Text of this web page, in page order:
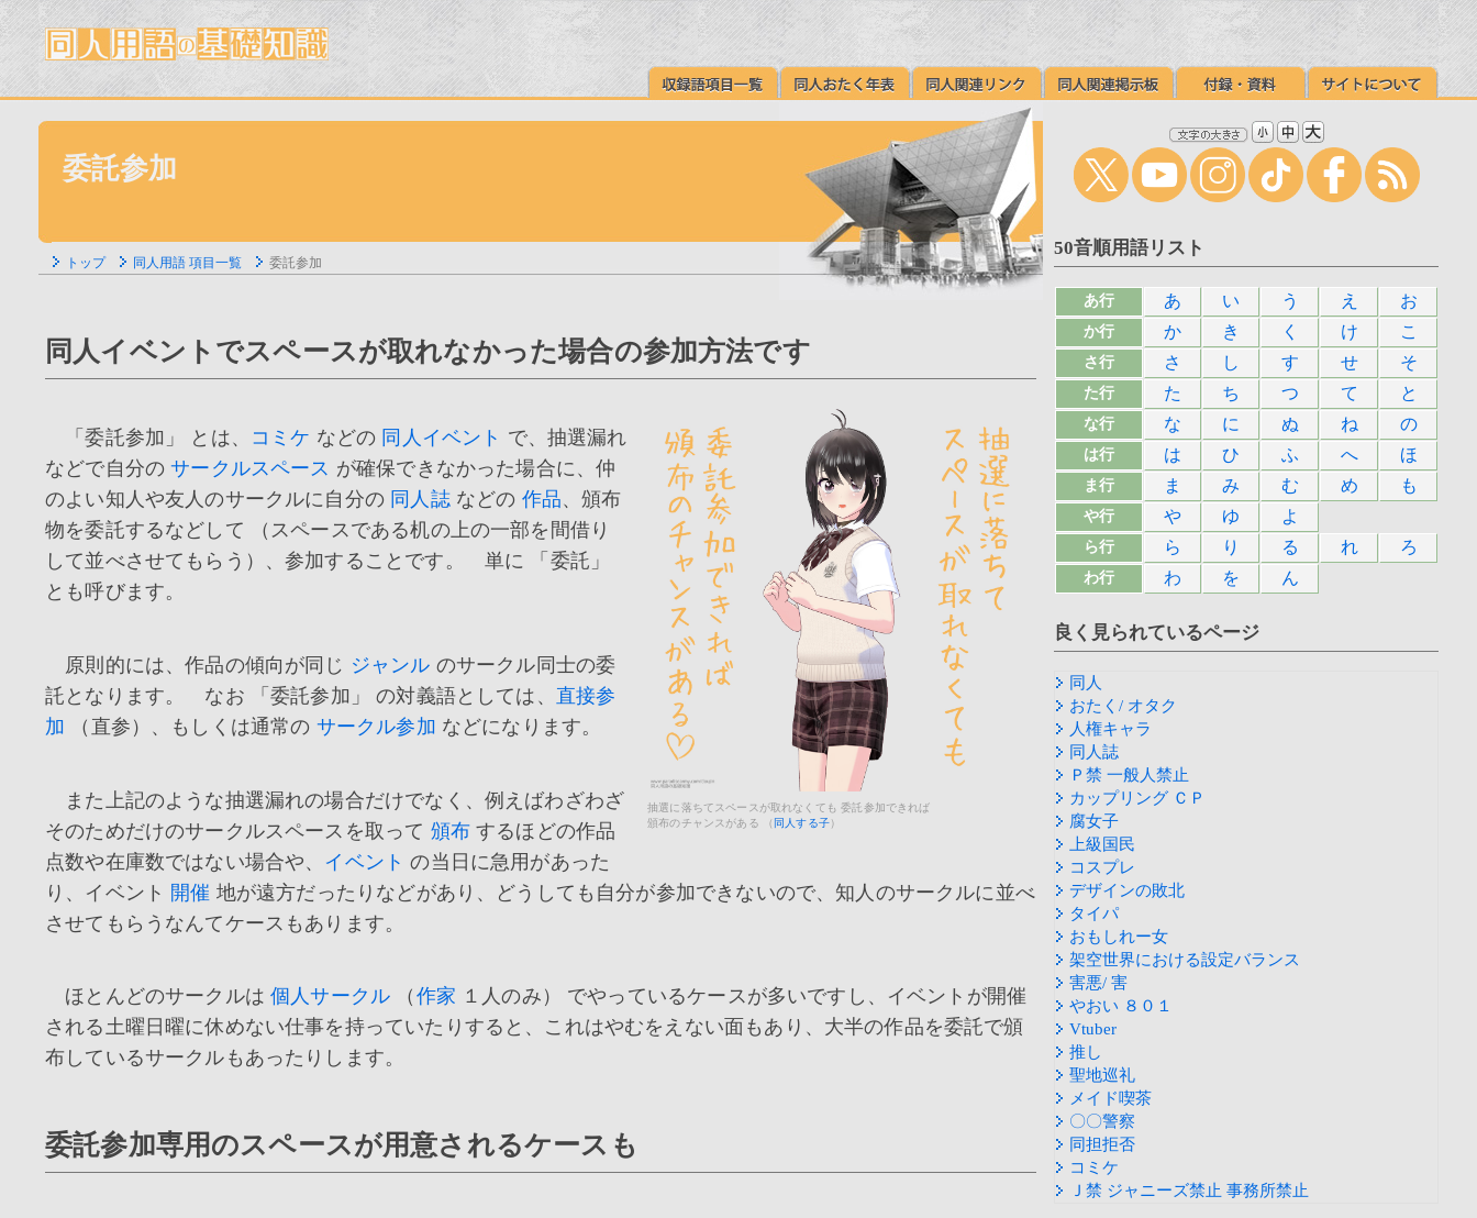
委託参加
トップ 同人用語 項目一覧 委託参加
同人イベントでスペースが取れなかった場合の参加方法です
抽選に落ちてスペースが取れなくても 委託参加できれば
頒布のチャンスがある （ 同人する子）
「委託参加」 とは、 コミケ などの 同人イベント で、抽選漏れ
などで自分のサークルスペース が確保できなかった場合に、仲
のよい知人や友人のサークルに自分の 同人誌などの 作品、頒布
物を委託するなどして （スペースである机の上の一部を間借り
して並べさせてもらう）、参加することです。 単に 「委託」
とも呼びます。
原則的には、作品の傾向が同じ ジャンル のサークル同士の委
託となります。 なお 「委託参加」 の対義語としては、 直接参
加 （直参）、もしくは通常の サークル参加 などになります。
また上記のような抽選漏れの場合だけでなく、例えばわざわざ
そのためだけのサークルスペースを取って 頒布するほどの作品
点数や在庫数ではない場合や、 イベント の当日に急用があった
り、イベント 開催 地が遠方だったりなどがあり、どうしても自分が参加できないので、知人のサークルに並べ
させてもらうなんてケースもあります。
ほとんどのサークルは個人サークル （ 作家 １人のみ） でやっているケースが多いですし、イベントが開催
される土曜日曜に休めない仕事を持っていたりすると、これはやむをえない面もあり、大半の作品を委託で頒
布しているサークルもあったりします。
委託参加専用のスペースが用意されるケースも
50音順用語リスト
あ行 あ い う え お
か行 か き く け こ
さ行 さ し す せ そ
た行 た ち つ て と
な行 な に ぬ ね の
は行 は ひ ふ へ ほ
ま行 ま み む め も
や行 や ゆ よ
ら行 ら り る れ ろ
わ行 わ を ん
良く見られているページ
同人
おたく/ オタク
人権キャラ
同人誌
Ｐ禁 一般人禁止
カップリング ＣＰ
腐女子
上級国民
コスプレ
デザインの敗北
タイパ
おもしれー女
架空世界における設定バランス
害悪/ 害
やおい ８０１
Vtuber
推し
聖地巡礼
メイド喫茶
〇〇警察
同担拒否
コミケ
Ｊ禁 ジャニーズ禁止 事務所禁止